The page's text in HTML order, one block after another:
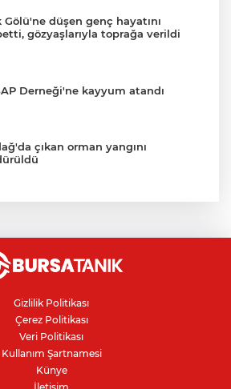
Gölü'ne düşen genç hayatını
gözyaşlarıyla toprağa verildi
Derneği'ne kayyum atandı
çıkan orman yangını
Belediye Başkanı hakkında
kararı
yolcu otobüsünün çarptığı
ağır yaralandı
Gizlilik Politikası
Çerez Politikası
Veri Politikası
Kullanım Şartnamesi
Künye